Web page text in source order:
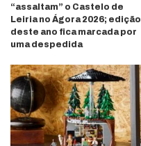
“assaltam” o Castelo de
Leiria no Ágora 2026; edição
deste ano fica marcada por
uma despedida